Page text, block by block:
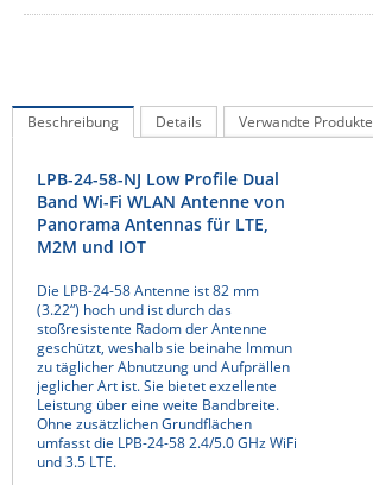
Kramer Electronics
LigoWave
Moxa
Netio
Panorama Antennas
PatchSee
Power Kingdom
Poynting
Raritan
Riello UPS
Beschreibung Details Verwandte Produkte
LPB-24-58-NJ Low Profile Dual
Band Wi-Fi WLAN Antenne von
Panorama Antennas für LTE,
M2M und IOT
Die LPB-24-58 Antenne ist 82 mm
(3.22“) hoch und ist durch das
stoßresistente Radom der Antenne
geschützt, weshalb sie beinahe Immun
zu täglicher Abnutzung und Aufprällen
jeglicher Art ist. Sie bietet exzellente
Leistung über eine weite Bandbreite.
Ohne zusätzlichen Grundflächen
umfasst die LPB-24-58 2.4/5.0 GHz WiFi
und 3.5 LTE.